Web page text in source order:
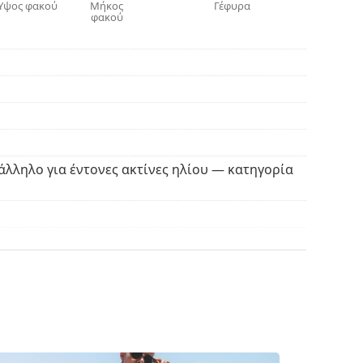
ή στην πόλη.
Το χρώμα της θήκης και ο σχεδιασμός της
και τη φροντίδα των γυαλιών ηλίου.
θήκη αντί για πανί.
φακού Μήκος
φακού
Γέφυρα
για έντονες ακτίνες ηλίου — κατηγορία